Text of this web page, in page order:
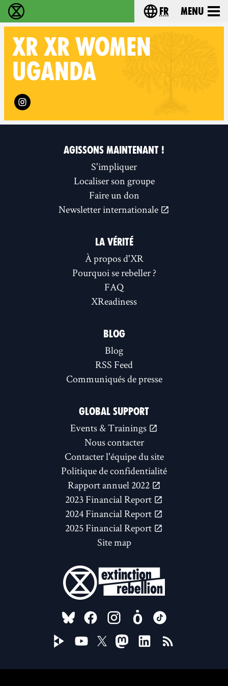
Extinction Rebellion - Home Choisissez votre
fr Menu
XR XR WOMEN
UGANDA
Follow XR XR Women Uganda on
AGISSONS MAINTENANT !
S'impliquer
Localiser son groupe
Faire un don
Newsletter internationale
LA VÉRITÉ
À propos d'XR
Pourquoi se rebeller ?
FAQ
XReadiness
BLOG
Blog
RSS Feed
Communiqués de presse
GLOBAL SUPPORT
Events & Trainings
Nous contacter
Contacter l'équipe du site
Politique de confidentialité
Rapport annuel 2022
2023 Financial Report
2024 Financial Report
2025 Financial Report
Site map
FOLLOW US ON